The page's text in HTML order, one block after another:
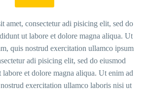
amet, consectetur adi pisicing elit, sed do
ut labore et dolore magna aliqua. Ut
quis nostrud exercitation ullamco ipsum
adi pisicing elit, sed do eiusmod
et dolore magna aliqua. Ut enim ad
exercitation ullamco laboris nisi ut